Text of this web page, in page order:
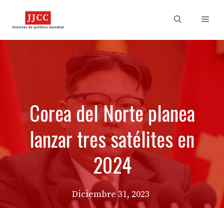
Corea del Norte planea
lanzar tres satélites en
2024
Diciembre 31, 2023